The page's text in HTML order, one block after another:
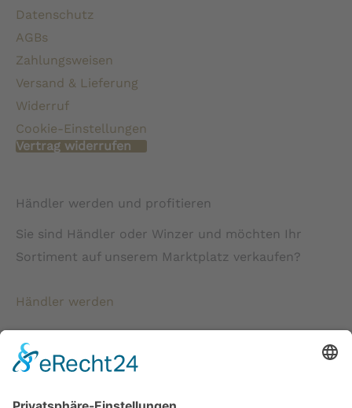
Datenschutz
AGBs
Zahlungsweisen
Versand & Lieferung
Widerruf
Cookie-Einstellungen
Vertrag widerrufen
Händler werden und profitieren
Sie sind Händler oder Winzer und möchten Ihr
Sortiment auf unserem Marktplatz verkaufen?
Händler werden